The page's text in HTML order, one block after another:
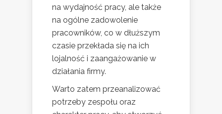
na wydajność pracy, ale także
na ogólne zadowolenie
pracowników, co w dłuższym
czasie przekłada się na ich
lojalność i zaangażowanie w
działania firmy.
Warto zatem przeanalizować
potrzeby zespołu oraz